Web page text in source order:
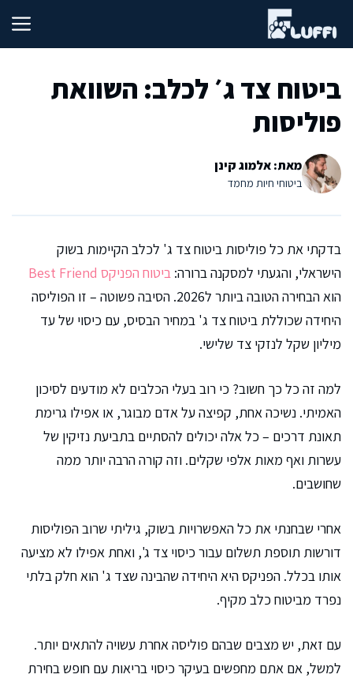
לתוכן
ביטוח צד ג׳ לכלב: השוואת
פוליסות
מאת: אלמוג קינן
ביטוחי חיות מחמד
בדקתי את כל פוליסות ביטוח צד ג' לכלב הקיימות בשוק
הישראלי, והגעתי למסקנה ברורה: ביטוח הפניקס Best Friend
הוא הבחירה הטובה ביותר ל2026. הסיבה פשוטה – זו הפוליסה
היחידה שכוללת ביטוח צד ג' במחיר הבסיס, עם כיסוי של עד
מיליון שקל לנזקי צד שלישי.
למה זה כל כך חשוב? כי רוב בעלי הכלבים לא מודעים לסיכון
האמיתי. נשיכה אחת, קפיצה על אדם מבוגר, או אפילו גרימת
תאונת דרכים – כל אלה יכולים להסתיים בתביעת נזיקין של
עשרות ואף מאות אלפי שקלים. וזה קורה הרבה יותר ממה
שחושבים.
אחרי שבחנתי את כל האפשרויות בשוק, גיליתי שרוב הפוליסות
דורשות תוספת תשלום עבור כיסוי צד ג', ואחת אפילו לא מציעה
אותו בכלל. הפניקס היא היחידה שהבינה שצד ג' הוא חלק בלתי
נפרד מביטוח כלב מקיף.
עם זאת, יש מצבים שבהם פוליסה אחרת עשויה להתאים יותר.
למשל, אם אתם מחפשים בעיקר כיסוי בריאות עם חופש בחירת